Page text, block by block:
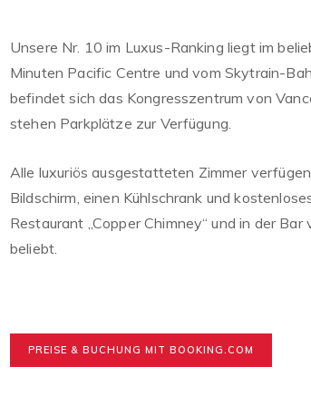
Unsere Nr. 10 im Luxus-Ranking liegt im
Minuten Pacific Centre und vom Skytrain-
befindet sich das Kongresszentrum von
stehen Parkplätze zur Verfügung.
Alle luxuriös ausgestatteten Zimmer
Bildschirm, einen Kühlschrank und
Restaurant „Copper Chimney“ und in der
beliebt.
PREISE & BUCHUNG MIT BOOKING.COM